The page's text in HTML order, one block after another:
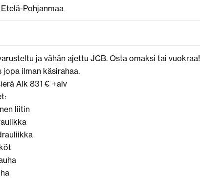
Pohjanmaa
ja vähän ajettu JCB. Osta omaksi tai vuokraa!
jopa ilman käsirahaa.
Alk 831 € +alv
liitin